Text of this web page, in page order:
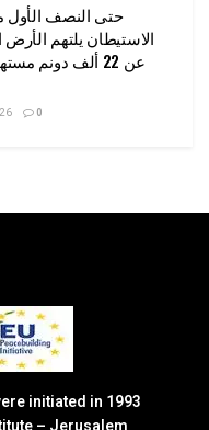
الاستيطان يلتهم الأرض
0
initiated in 1993